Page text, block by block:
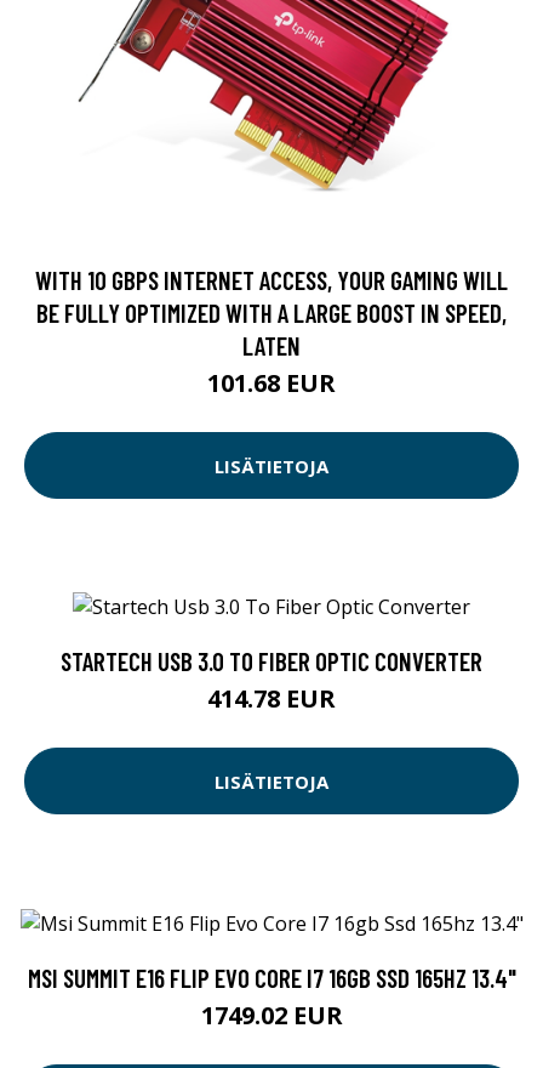
WITH 10 GBPS INTERNET ACCESS, YOUR GAMING WILL
BE FULLY OPTIMIZED WITH A LARGE BOOST IN SPEED,
LATEN
101.68 EUR
LISÄTIETOJA
STARTECH USB 3.0 TO FIBER OPTIC CONVERTER
414.78 EUR
LISÄTIETOJA
MSI SUMMIT E16 FLIP EVO CORE I7 16GB SSD 165HZ 13.4"
1749.02 EUR